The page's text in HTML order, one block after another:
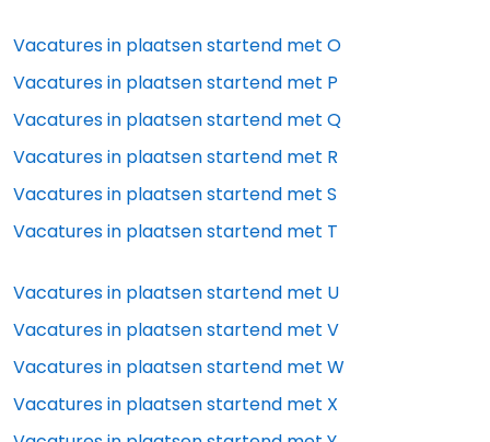
Vacatures in plaatsen startend met O
Vacatures in plaatsen startend met P
Vacatures in plaatsen startend met Q
Vacatures in plaatsen startend met R
Vacatures in plaatsen startend met S
Vacatures in plaatsen startend met T
Vacatures in plaatsen startend met U
Vacatures in plaatsen startend met V
Vacatures in plaatsen startend met W
Vacatures in plaatsen startend met X